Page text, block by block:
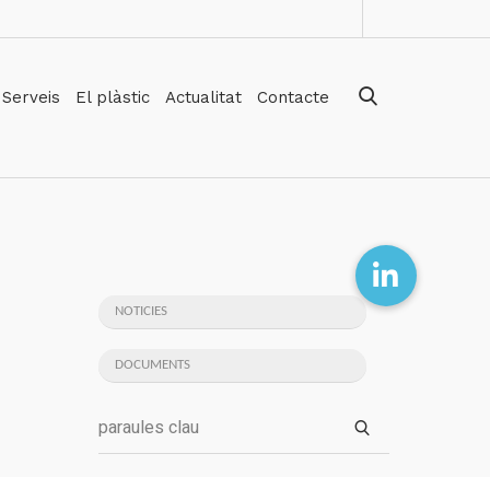
Serveis El plàstic Actualitat Contacte
NOTICIES
DOCUMENTS